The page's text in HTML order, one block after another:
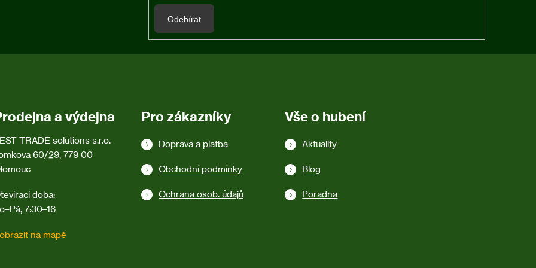
Odebírat
a výdejna
TRADE solutions s.r.o.
60/29, 779 00
doba:
7:30–16
na mapě
Pro zákazníky
Doprava a platba
Obchodní podmínky
Ochrana osob. údajů
Vše o hubení
Aktuality
Blog
Poradna